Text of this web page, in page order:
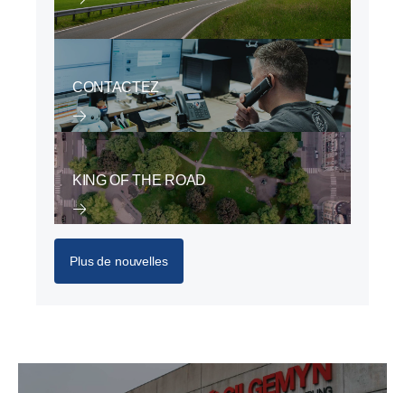
CONTACTEZ
KING OF THE ROAD
Plus de nouvelles